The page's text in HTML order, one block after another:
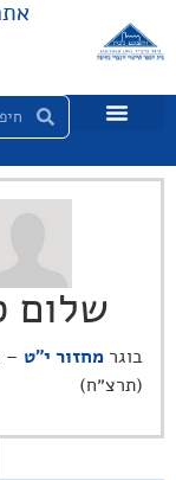
שלום
בוגר מחזור י"ט
(תרצ״ח)